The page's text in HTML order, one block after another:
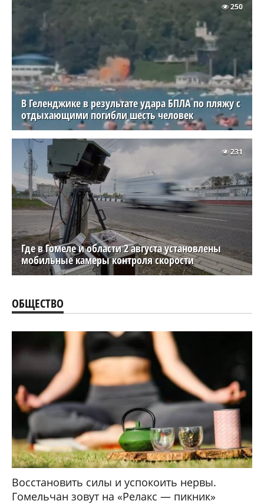
В Геленджике в результате удара БПЛА по пляжу с
отдыхающими погибли шесть человек
250
Где в Гомеле и области 2 августа установлены
мобильные камеры контроля скорости
231
ОБЩЕСТВО
Восстановить силы и успокоить нервы.
Гомельчан зовут на «Релакс — пикник»